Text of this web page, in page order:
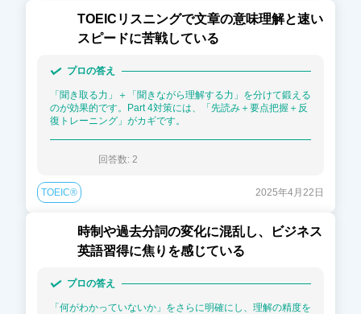
TOEICリスニングで文章の意味理解と速い
スピードに苦戦している
プロの答え
「聞き取る力」＋「聞きながら理解する力」を分けて鍛える
のが効果的です。Part 4対策には、「先読み＋要点把握＋反
復トレーニング」がカギです。
回答数: 2
TOEIC® 2025年4月22日
時制や過去分詞の変化に混乱し、ビジネス
英語習得に焦りを感じている
プロの答え
「何がわかっていないか」をさらに明確にし、理解の精度を